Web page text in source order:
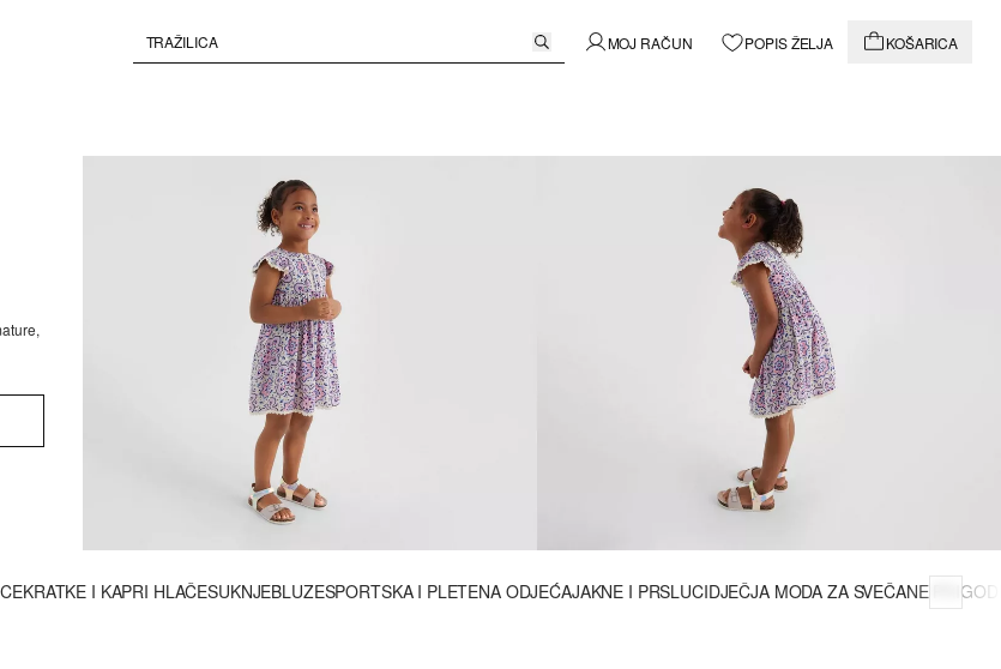
MOJ RAČUN POPIS ŽELJA KOŠARICA
KRATKE I KAPRI HLAČESUKNJEBLUZESPORTSKA I PLETENA ODJEĆAJAKNE I PRSLUCIDJEČJA MODA ZA SVEČANE